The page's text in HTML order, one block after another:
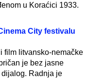
u Koraćici 1933.
City festivalu
film litvansko-nemačke
je bez jasne
dijalog. Radnja je